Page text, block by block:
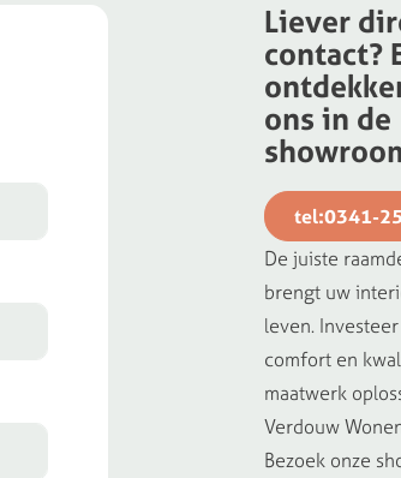
Liever
contact?
ons in de
tel:0341-
De juiste
brengt uw
leven.
comfort en
maatwerk
Verdouw
Bezoek onze